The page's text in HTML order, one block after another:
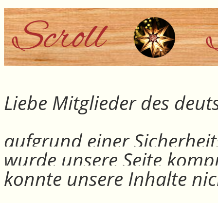
Liebe Mitglieder des
aufgrund einer
wurde unsere Seite
konnte unsere Inhalte